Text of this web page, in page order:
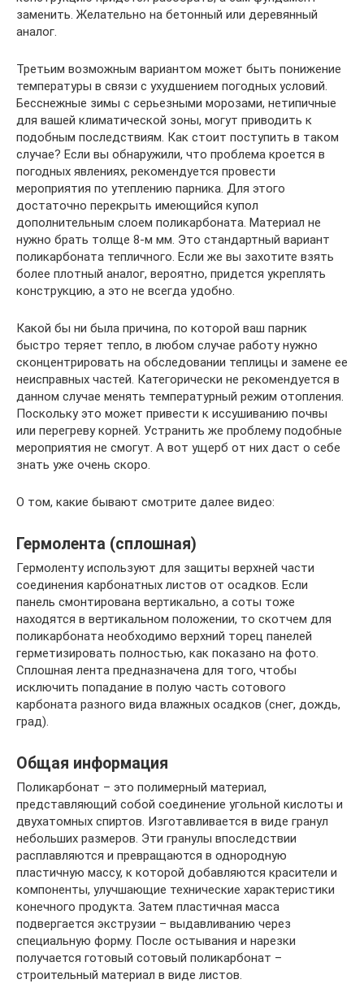
заменить. Желательно на бетонный или деревянный
аналог.
Третьим возможным вариантом может быть понижение
температуры в связи с ухудшением погодных условий.
Бесснежные зимы с серьезными морозами, нетипичные
для вашей климатической зоны, могут приводить к
подобным последствиям. Как стоит поступить в таком
случае? Если вы обнаружили, что проблема кроется в
погодных явлениях, рекомендуется провести
мероприятия по утеплению парника. Для этого
достаточно перекрыть имеющийся купол
дополнительным слоем поликарбоната. Материал не
нужно брать толще 8-м мм. Это стандартный вариант
поликарбоната тепличного. Если же вы захотите взять
более плотный аналог, вероятно, придется укреплять
конструкцию, а это не всегда удобно.
Какой бы ни была причина, по которой ваш парник
быстро теряет тепло, в любом случае работу нужно
сконцентрировать на обследовании теплицы и замене ее
неисправных частей. Категорически не рекомендуется в
данном случае менять температурный режим отопления.
Поскольку это может привести к иссушиванию почвы
или перегреву корней. Устранить же проблему подобные
мероприятия не смогут. А вот ущерб от них даст о себе
знать уже очень скоро.
О том, какие бывают смотрите далее видео:
Гермолента (сплошная)
Гермоленту используют для защиты верхней части
соединения карбонатных листов от осадков. Если
панель смонтирована вертикально, а соты тоже
находятся в вертикальном положении, то скотчем для
поликарбоната необходимо верхний торец панелей
герметизировать полностью, как показано на фото.
Сплошная лента предназначена для того, чтобы
исключить попадание в полую часть сотового
карбоната разного вида влажных осадков (снег, дождь,
град).
Общая информация
Поликарбонат – это полимерный материал,
представляющий собой соединение угольной кислоты и
двухатомных спиртов. Изготавливается в виде гранул
небольших размеров. Эти гранулы впоследствии
расплавляются и превращаются в однородную
пластичную массу, к которой добавляются красители и
компоненты, улучшающие технические характеристики
конечного продукта. Затем пластичная масса
подвергается экструзии – выдавливанию через
специальную форму. После остывания и нарезки
получается готовый сотовый поликарбонат –
строительный материал в виде листов.